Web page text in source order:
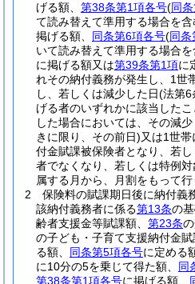
げる額、 第38条第1項各号(同
て読み替えて準用する場合を含
掲げる額、 同条第6項各号(同条
いて読み替えて準用する場合を
に掲げる額又は第39条第1項に
れその納付義務が発生し、1世
し、若しくは減少した日(法第6
げる者のいずれかに該当した
した場合においては、その減
きに限り、その前日)又は1世
付金賦課被保険者となり、若
者でなくなり、若しくは特例
属する月から、月割をもって行
2
保険料の賦課期日後に納付義
該納付義務者に係る第13条の基
齢者支援金等賦課額、 第23条
の子ども・子育て支援納付金賦
る額、 同条第5項各号に定める
に10分の5を乗じて得た額、 同
第38条第1項各号に掲げる額、